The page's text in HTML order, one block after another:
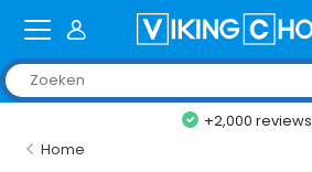
+2,000 reviews
Home